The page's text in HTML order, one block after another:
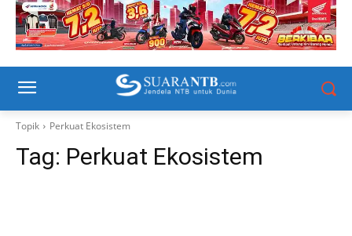
Topik Perkuat Ekosistem
Tag: Perkuat Ekosistem